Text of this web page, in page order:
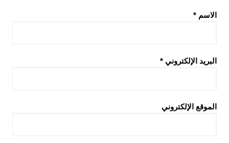
الاسم *
البريد الإلكتروني *
الموقع الإلكتروني